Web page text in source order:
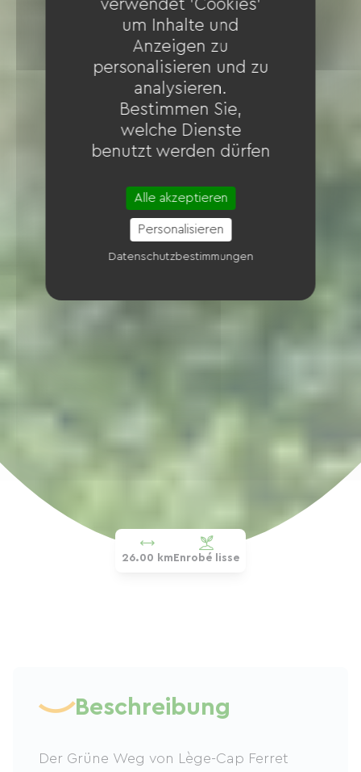
26.00 km Enrobé lisse
Beschreibung
Der Grüne Weg von Lège-Cap Ferret
verwendet 'Cookies'
um Inhalte und
Anzeigen zu
personalisieren und zu
analysieren.
Bestimmen Sie,
welche Dienste
benutzt werden dürfen
Alle akzeptieren
Personalisieren
Datenschutzbestimmungen